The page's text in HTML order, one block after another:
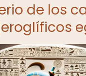
de los